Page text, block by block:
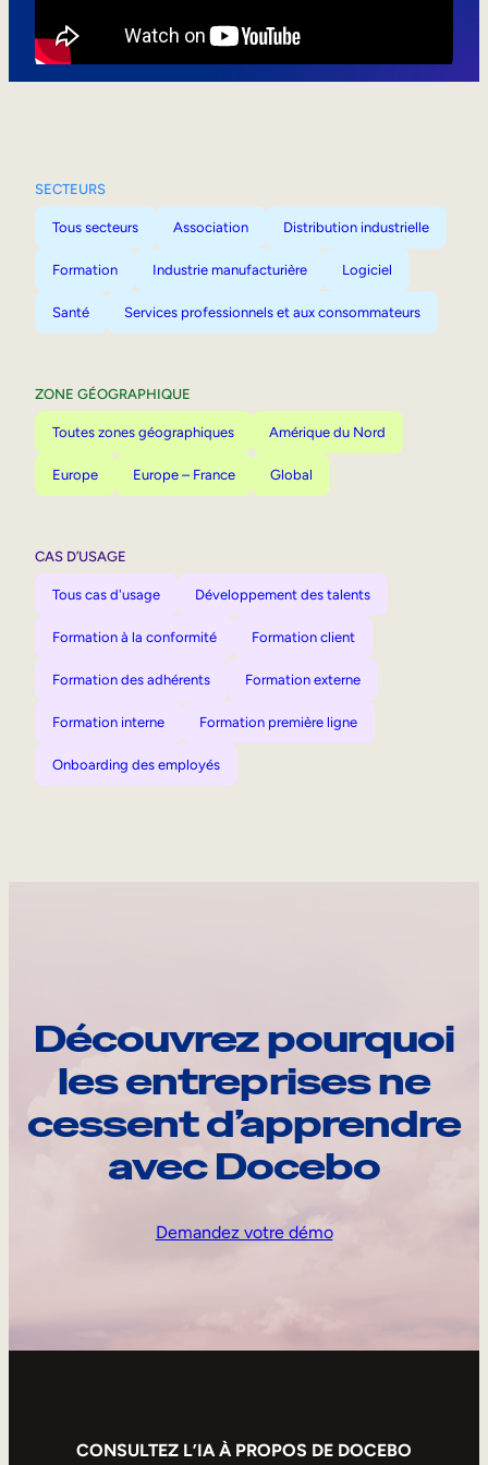
SECTEURS
Tous secteurs Association Distribution industrielle
Formation Industrie manufacturière Logiciel
Santé Services professionnels et aux consommateurs
ZONE GÉOGRAPHIQUE
Toutes zones géographiques Amérique du Nord
Europe Europe – France Global
CAS D’USAGE
Tous cas d'usage Développement des talents
Formation à la conformité Formation client
Formation des adhérents Formation externe
Formation interne Formation première ligne
Onboarding des employés
Découvrez pourquoi
les entreprises ne
cessent d’apprendre
avec Docebo
Demandez votre démo
CONSULTEZ L’IA À PROPOS DE DOCEBO